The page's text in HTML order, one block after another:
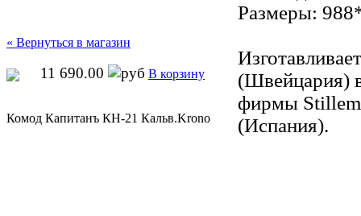
« Вернуться в магазин
11 690.00 В корзину
Комод Капитанъ КН-21 Кальв.Krono
Размеры:
(Швейцария)
фирмы
(Испания).